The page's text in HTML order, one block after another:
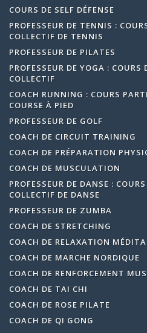
COURS DE SELF DÉFENSE
PROFESSEUR DE TENNIS :
COLLECTIF DE TENNIS
PROFESSEUR DE PILATES
PROFESSEUR DE YOGA :
COLLECTIF
COACH RUNNING : COURS
COURSE À PIED
PROFESSEUR DE GOLF
COACH DE CIRCUIT TRAINING
COACH DE PRÉPARATION
COACH DE MUSCULATION
PROFESSEUR DE DANSE :
COLLECTIF DE DANSE
PROFESSEUR DE ZUMBA
COACH DE STRETCHING
COACH DE RELAXATION
COACH DE MARCHE NORDIQUE
COACH DE RENFORCEMENT
COACH DE TAI CHI
COACH DE ROSE PILATE
COACH DE QI GONG